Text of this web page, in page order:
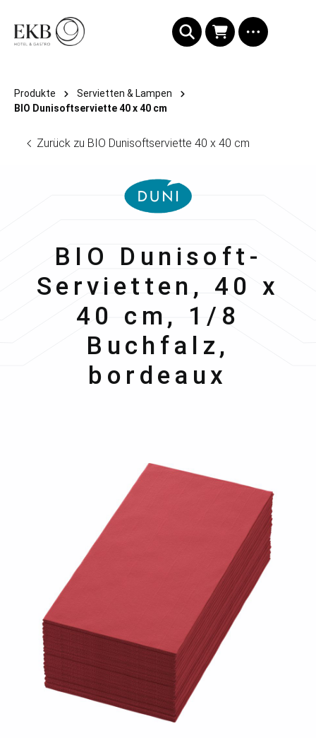
Produkte
Servietten & Lampen
BIO Dunisoftserviette 40 x 40 cm
Zurück zu BIO Dunisoftserviette 40 x 40 cm
Duni
BIO Dunisoft-
Servietten, 40 x
40 cm, 1/8
Buchfalz,
bordeaux